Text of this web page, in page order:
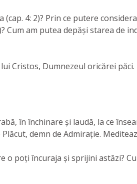
4: 2)? Prin ce putere
Cum am putea depăși starea de
Cristos, Dumnezeul oricărei păci.
în închinare și laudă, la ce
demn de Admirație.
o poți încuraja și sprijini astăzi?